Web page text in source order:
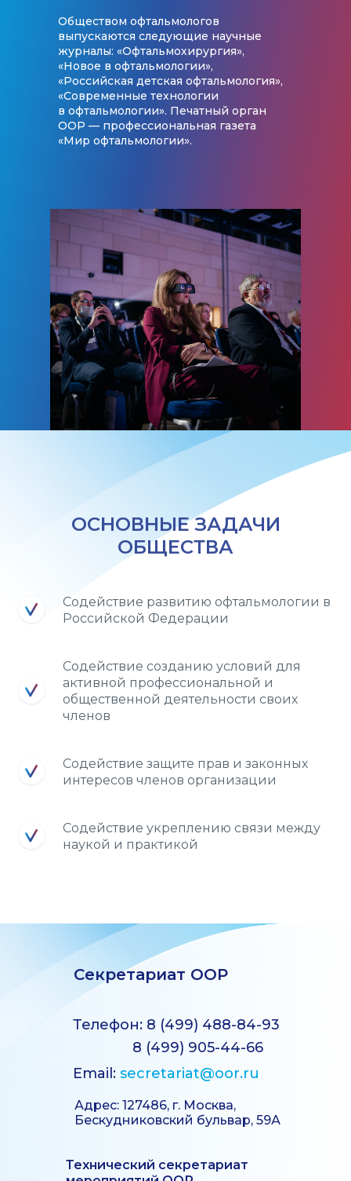
Обществом офтальмологов
выпускаются следующие научные
журналы: «Офтальмохирургия»,
«Новое в офтальмологии»,
«Российская детская офтальмология»,
«Современные технологии
в офтальмологии». Печатный орган
ООР — профессиональная газета
«Мир офтальмологии».
ОСНОВНЫЕ ЗАДАЧИ
ОБЩЕСТВА
Содействие развитию офтальмологии в
Российской Федерации
Содействие созданию условий для
активной профессиональной и
общественной деятельности своих
членов
Содействие защите прав и законных
интересов членов организации
Содействие укреплению связи между
наукой и практикой
Секретариат ООР
Телефон: 8 (499) 488-84-93
8 (499) 905-44-66
Email: secretariat@oor.ru
Адрес: 127486, г. Москва,
Бескудниковский бульвар, 59А
Технический секретариат